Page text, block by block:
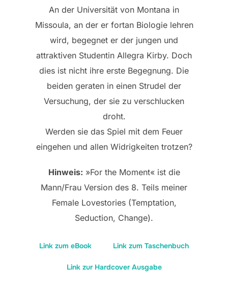
An der Universität von Montana in
Missoula, an der er fortan Biologie lehren
wird, begegnet er der jungen und
attraktiven Studentin Allegra Kirby. Doch
dies ist nicht ihre erste Begegnung. Die
beiden geraten in einen Strudel der
Versuchung, der sie zu verschlucken
droht.
Werden sie das Spiel mit dem Feuer
eingehen und allen Widrigkeiten trotzen?
Hinweis: »For the Moment« ist die
Mann/Frau Version des 8. Teils meiner
Female Lovestories (Temptation,
Seduction, Change).
Link zum eBook Link zum Taschenbuch
Link zur Hardcover Ausgabe